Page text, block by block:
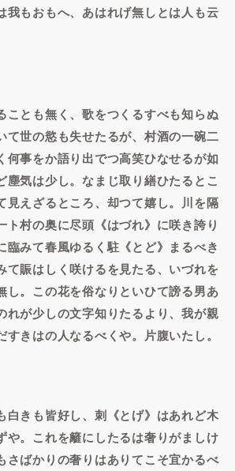
我もおもへ、あはれげ無しとは人も云
ことも無く、歌をつくるすべも知らぬ
て世の慾も失せたるが、村酒の一碗二
何事をか語り出でつ高笑ひなせるが如
塵気は少し。なまじ取り繕ひたるとこ
見えざるところ、却つて嬉し。川を隔
ト村の奥に尽頭《はづれ》に咲き誇り
臨みて春風ゆるく駐《とど》まるべき
て賑はしく咲けるを見たる、いづれを
し。この花を俗なりといひて謗る男あ
れが少しの文字知りたるより、我が親
すきはの人なるべくや。片腹いたし。
白きも皆好し、刺《とげ》はあれど木
や。これを籬にしたるは奢りがましけ
さばかりの奢りはありてこそ宜かるべ